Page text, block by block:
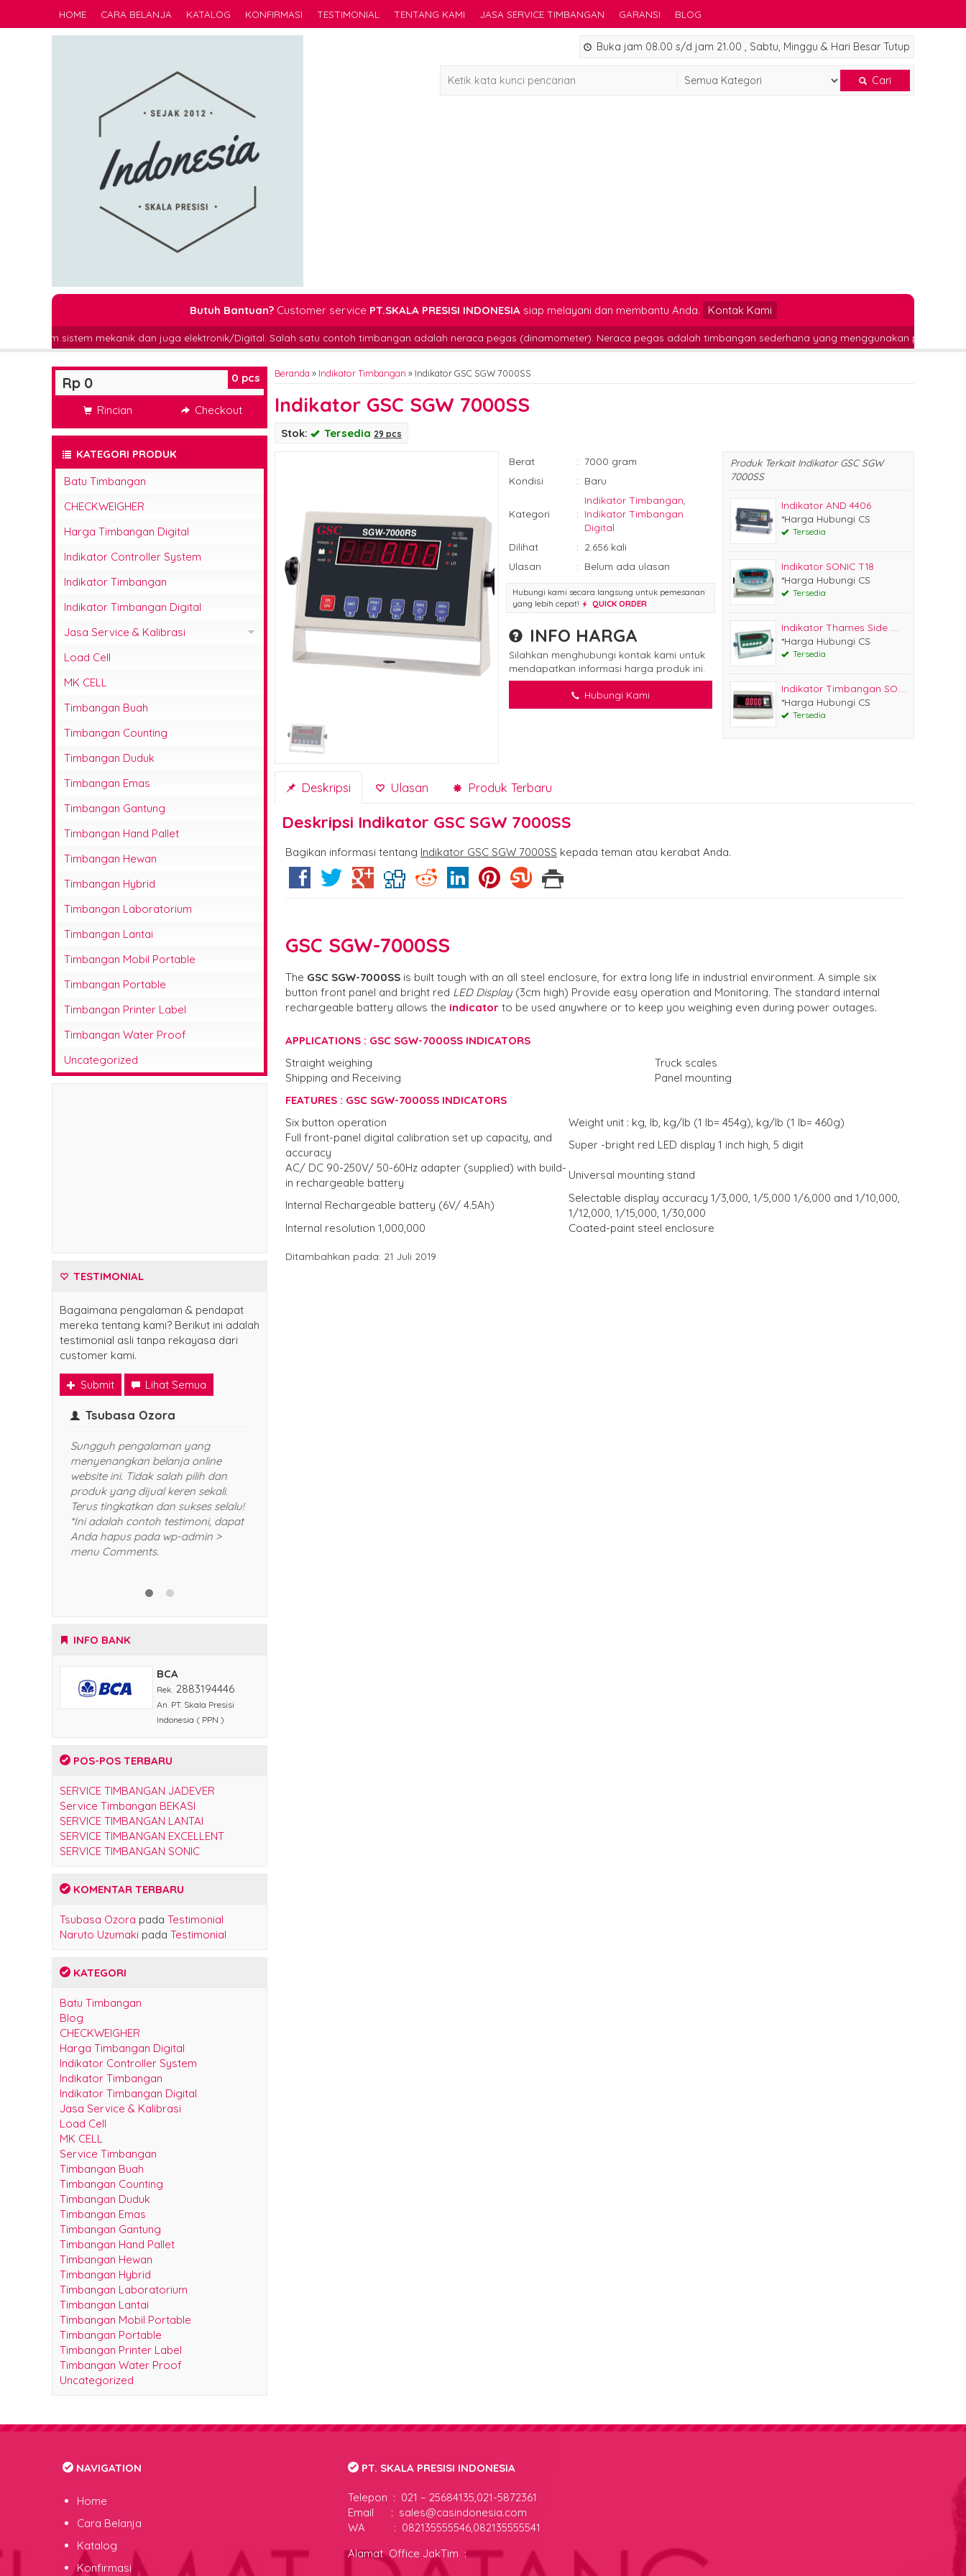
HOME CARA BELANJA KATALOG KONFIRMASI TESTIMONIAL TENTANG KAMI JASA SERVICE TIMBANGAN GARANSI BLOG
Buka jam 08.00 s/d jam 21.00 , Sabtu, Minggu & Hari Besar Tutup
Cari
Butuh Bantuan?Customer service PT.SKALA PRESISI INDONESIAsiap melayani dan membantu Anda. Kontak Kami
dan juga elektronik/Digital. Salah satu contoh timbangan adalah neraca pegas (dinamometer). Neraca pegas adalah timbangan sederhana yang menggunakan pegas sebagai
Beranda » Indikator Timbangan » Indikator GSC SGW 7000SS
Indikator GSC SGW 7000SS
Stok: Tersedia 29 pcs
Berat : 7000 gram
Kondisi
: Baru
Kategori :
Indikator Timbangan
Indikator Timbangan
Digital
Dilihat
: 2.656 kali
Ulasan
: Belum ada ulasan
Hubungi kami secara langsung untuk pemesanan
yang lebih cepat!
QUICK ORDER
INFO HARGA
Silahkan menghubungi kontak kami untuk
mendapatkan informasi harga produk ini.
Hubungi Kami
Produk Terkait Indikator GSC SGW
7000SS
Indikator AND 4406
*Harga Hubungi CS
Tersedia
Indikator SONIC T18
*Harga Hubungi CS
Tersedia
Indikator Thames Side ....
*Harga Hubungi CS
Tersedia
Indikator Timbangan SO....
*Harga Hubungi CS
Tersedia
Deskripsi Ulasan Produk Terbaru
Deskripsi Indikator GSC SGW 7000SS
Bagikan informasi tentang Indikator GSC SGW 7000SS kepada teman atau kerabat Anda.
GSC SGW-7000SS
The GSC SGW-7000SS is built tough with an all steel enclosure, for extra long life in industrial environment. A simple six
button front panel and bright red LED Display (3cm high) Provide easy operation and Monitoring. The standard internal
rechargeable battery allows the indicator to be used anywhere or to keep you weighing even during power outages.
APPLICATIONS : GSC SGW-7000SS INDICATORS
Straight weighing
Truck scales
Shipping and Receiving
Panel mounting
FEATURES : GSC SGW-7000SS INDICATORS
Six button operation
Weight unit : kg, lb, kg/lb (1 lb= 454g), kg/lb (1 lb= 460g)
Full front-panel digital calibration set up capacity, and
accuracy
Super -bright red LED display 1 inch high, 5 digit
AC/ DC 90-250V/ 50-60Hz adapter (supplied) with build-
in rechargeable battery
Universal mounting stand
Internal Rechargeable battery (6V/ 4.5Ah)
Selectable display accuracy 1/3,000, 1/5,000 1/6,000 and 1/10,000,
1/12,000, 1/15,000, 1/30,000
Internal resolution 1,000,000
Coated-paint steel enclosure
Ditambahkan pada: 21 Juli 2019
0 pcs
Rp 0
Rincian Checkout
KATEGORI PRODUK
Batu Timbangan
CHECKWEIGHER
Harga Timbangan Digital
Indikator Controller System
Indikator Timbangan
Indikator Timbangan Digital
Jasa Service & Kalibrasi
Service Timbangan
Load Cell
MK CELL
Timbangan Buah
Timbangan Counting
Timbangan Duduk
Timbangan Emas
Timbangan Gantung
Timbangan Hand Pallet
Timbangan Hewan
Timbangan Hybrid
Timbangan Laboratorium
Timbangan Lantai
Timbangan Mobil Portable
Timbangan Portable
Timbangan Printer Label
Timbangan Water Proof
Uncategorized
TESTIMONIAL
Bagaimana pengalaman & pendapat
mereka tentang kami? Berikut ini adalah
testimonial asli tanpa rekayasa dari
customer kami.
Submit Lihat Semua
Tsubasa Ozora
Sungguh pengalaman yang
menyenangkan belanja online
website ini. Tidak salah pilih dan
produk yang dijual keren sekali.
Terus tingkatkan dan sukses selalu!
*Ini adalah contoh testimoni, dapat
Anda hapus pada wp-admin >
menu Comments.
INFO BANK
BCA
Rek. 2883194446
An. PT. Skala Presisi
Indonesia ( PPN )
POS-POS TERBARU
SERVICE TIMBANGAN JADEVER
Service Timbangan BEKASI
SERVICE TIMBANGAN LANTAI
SERVICE TIMBANGAN EXCELLENT
SERVICE TIMBANGAN SONIC
KOMENTAR TERBARU
Tsubasa Ozora pada Testimonial
Naruto Uzumaki pada Testimonial
KATEGORI
Batu Timbangan
Blog
CHECKWEIGHER
Harga Timbangan Digital
Indikator Controller System
Indikator Timbangan
Indikator Timbangan Digital
Jasa Service & Kalibrasi
Load Cell
MK CELL
Service Timbangan
Timbangan Buah
Timbangan Counting
Timbangan Duduk
Timbangan Emas
Timbangan Gantung
Timbangan Hand Pallet
Timbangan Hewan
Timbangan Hybrid
Timbangan Laboratorium
Timbangan Lantai
Timbangan Mobil Portable
Timbangan Portable
Timbangan Printer Label
Timbangan Water Proof
Uncategorized
NAVIGATION
Home
Cara Belanja
Katalog
Konfirmasi
PT. SKALA PRESISI INDONESIA
Telepon : 021 – 25684135,021-5872361
Email : sales@casindonesia.com
WA : 082135555546,082135555541
Alamat Office JakTim :